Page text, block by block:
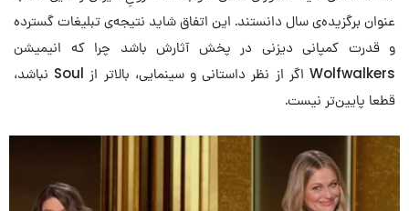
عنوان برگزیده‌ی سال دانستند. این اتفاق شاید نتیجه‌ی تبلیغات گسترده
و قدرت کمپانی دیزنی در پخش آثارش باشد چرا که انیمیشن
Wolfwalkers اگر از نظر داستانی و سینمایی، بالاتر از Soul نباشد،
قطعا پایین‌تر نیست.